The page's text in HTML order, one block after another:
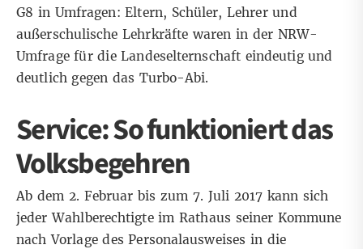
G8 in Umfragen: Eltern, Schüler, Lehrer und
außerschulische Lehrkräfte waren in der NRW-
Umfrage für die Landeselternschaft eindeutig und
deutlich gegen das Turbo-Abi.
Service: So funktioniert das
Volksbegehren
Ab dem 2. Februar bis zum 7. Juli 2017 kann sich
jeder Wahlberechtigte im Rathaus seiner Kommune
nach Vorlage des Personalausweises in die